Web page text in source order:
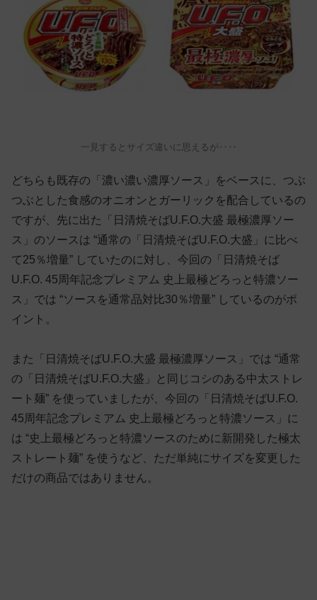
一見するとサイズ違いに思えるが‥‥
どちらも既存の「濃い濃い濃厚ソース」をベースに、つぶ
つぶとした食感のオニオンとガーリックを配合しているの
ですが、先に出た「日清焼そばU.F.O.大盛 最極濃厚ソー
ス」のソースは “通常の「日清焼そばU.F.O.大盛」に比べ
て25％増量” していたのに対し、今回の「日清焼そば
U.F.O. 45周年記念プレミアム 史上最極どろっと特濃ソー
ス」では “ソースを通常品対比30％増量” しているのがポ
イント。
また「日清焼そばU.F.O.大盛 最極濃厚ソース」では “通常
の「日清焼そばU.F.O.大盛」と同じコシのある中太ストレ
ート麺” を使っていましたが、今回の「日清焼そばU.F.O.
45周年記念プレミアム 史上最極どろっと特濃ソース」に
は “史上最極どろっと特濃ソースのために新開発した極太
ストレート麺” を使うなど、ただ単純にサイズを変更した
だけの商品ではありません。